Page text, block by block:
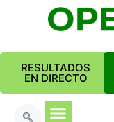
RESULTADOS
EN DIRECTO